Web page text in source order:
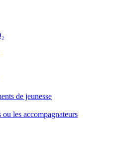
de jeunesse
ou les accompagnateurs